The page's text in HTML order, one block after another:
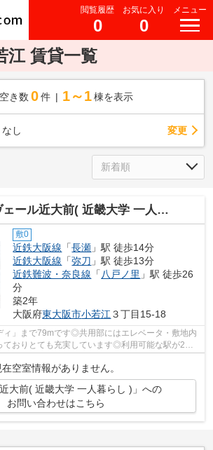
閲覧履歴
0
お気に入り
0
メニュー
江 賃貸一覧
空き数 0 件 1～1 棟を表示
なし 変更
ール近大前( 近畿大学 一人暮らし )
敷0
近鉄大阪線 「長瀬 」駅 徒歩14分
近鉄大阪線 「弥刀 」駅 徒歩13分
近鉄難波・奈良線 「八戸ノ里 」駅 徒歩26
分
築2年
大阪府東大阪市小若江３丁目15-18
ィ」まで79mです◎共用部にはエレベータ・敷地内
ておりとても充実しています◎利用可能な駅が2駅
空室情報がありません。
近大前( 近畿大学 一人暮らし )」への
お問い合わせはこちら